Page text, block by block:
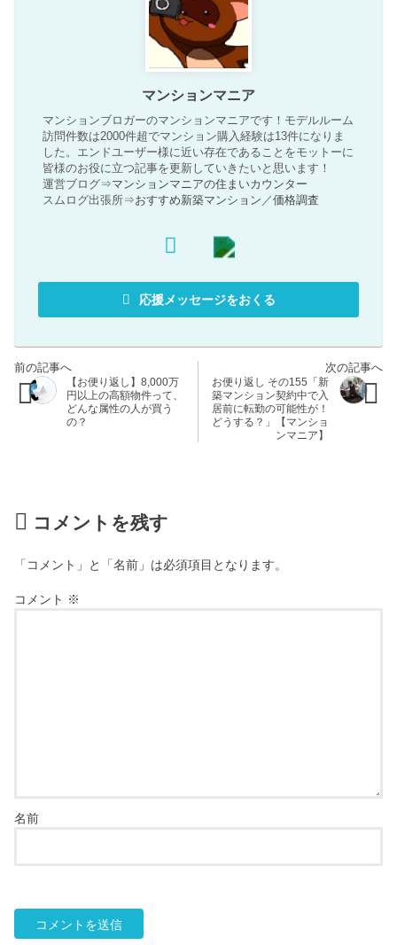
マンションマニア
マンションブロガーのマンションマニアです！モデルルーム
訪問件数は2000件超でマンション購入経験は13件になりま
した。エンドユーザー様に近い存在であることをモットーに
皆様のお役に立つ記事を更新していきたいと思います！
運営ブログ⇒マンションマニアの住まいカウンター
スムログ出張所⇒おすすめ新築マンション ／価格調査
応援メッセージをおくる
【お便り返し】8,000万
円以上の高額物件って、
どんな属性の人が買う
の？
お便り返し その155「新
築マンション契約中で入
居前に転勤の可能性が！
どうする？」【マンショ
ンマニア】
コメントを残す
「コメント」と「名前」は必須項目となります。
コメント ※
名前